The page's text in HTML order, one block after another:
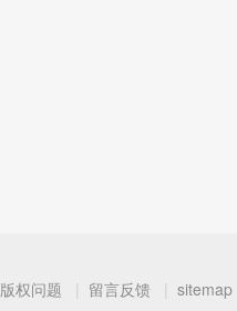
版权问题 留言反馈 sitemap